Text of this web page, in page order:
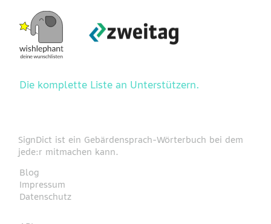
Die komplette Liste an Unterstützern.
SignDict ist ein Gebärdensprach-Wörterbuch bei dem
jede:r mitmachen kann.
Blog
Impressum
Datenschutz